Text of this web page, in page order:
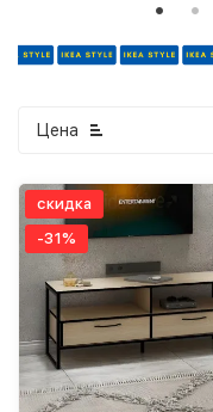
Цена
скидка
-31%